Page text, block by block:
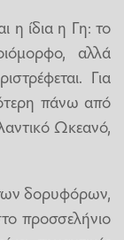
η ίδια η Γη: το
αλλά
Για
πάνω από
Ωκεανό,
δορυφόρων,
προσσελήνιο